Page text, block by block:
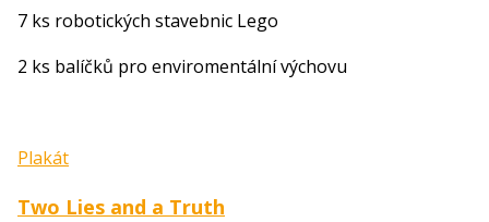
7 ks robotických stavebnic Lego
2 ks balíčků pro enviromentální výchovu
Plakát
Two Lies and a Truth